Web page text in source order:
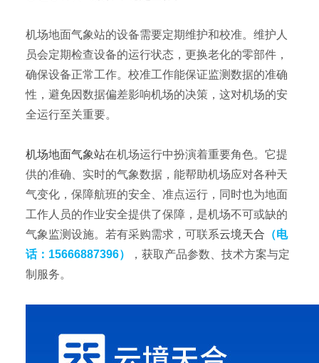
机场地面气象站的设备需要定期维护和校准。维护人
员会定期检查设备的运行状态，更换老化的零部件，
确保设备正常工作。校准工作能保证监测数据的准确
性，避免因数据偏差影响机场的决策，这对机场的安
全运行至关重要。
机场地面气象站在机场运行中扮演着重要角色。它提
供的准确、实时的气象数据，能帮助机场应对各种天
气变化，保障航班的安全、准点运行，同时也为地面
工作人员的作业安全提供了保障，是机场不可或缺的
气象监测设施。 若有采购需求，可联系云境天合 （电
话：15666887396）
，获取产品参数、技术方案与定
制服务。